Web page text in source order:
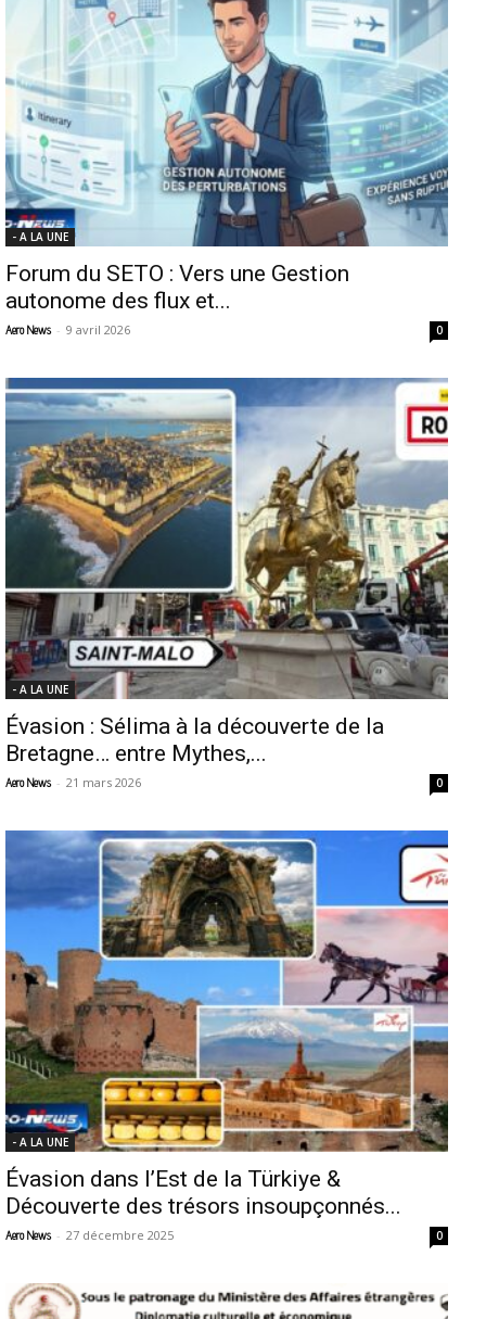
- A LA UNE
Forum du SETO : Vers une Gestion
autonome des flux et...
Aero News - 9 avril 2026 0
- A LA UNE
Évasion : Sélima à la découverte de la
Bretagne… entre Mythes,...
Aero News - 21 mars 2026 0
- A LA UNE
Évasion dans l’Est de la Türkiye &
Découverte des trésors insoupçonnés...
Aero News - 27 décembre 2025 0